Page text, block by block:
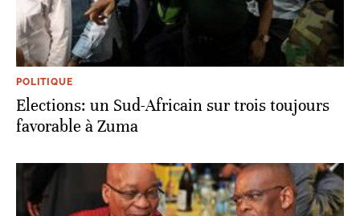
POLITIQUE
Elections: un Sud-Africain sur trois toujours
favorable à Zuma